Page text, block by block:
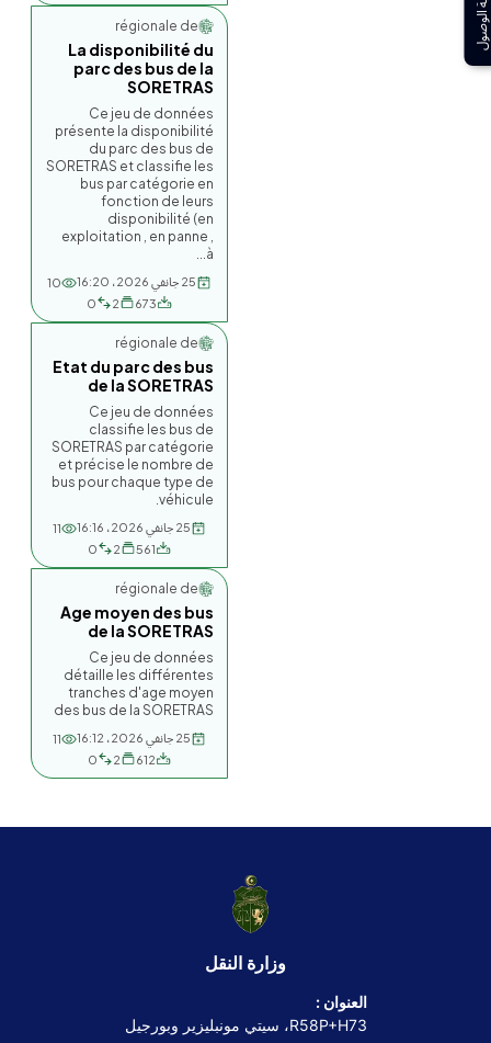
Société régionale de...
La disponibilité du
parc des bus de la
SORETRAS
Ce jeu de données
présente la disponibilité
du parc des bus de
SORETRAS et classifie les
bus par catégorie en
fonction de leurs
disponibilité (en
exploitation , en panne ,
à...
25 جانفي 2026، 16:20
10
673
2
0
Société régionale de...
Etat du parc des bus
de la SORETRAS
Ce jeu de données
classifie les bus de
SORETRAS par catégorie
et précise le nombre de
bus pour chaque type de
véhicule.
25 جانفي 2026، 16:16
11
561
2
0
Société régionale de...
Age moyen des bus
de la SORETRAS
Ce jeu de données
détaille les différentes
tranches d'age moyen
des bus de la SORETRAS
25 جانفي 2026، 16:12
11
612
2
0
وزارة النقل
العنوان :
R58P+H73، سيتي مونبليزير وبورجيل